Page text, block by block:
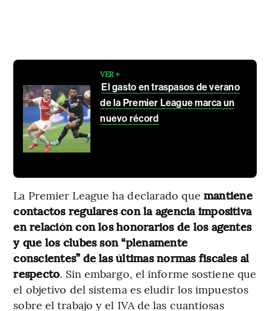
VER +
El gasto en traspasos de verano
de la Premier League marca un
nuevo récord
La Premier League ha declarado que mantiene
contactos regulares con la agencia impositiva
en relación con los honorarios de los agentes
y que los clubes son “plenamente
conscientes” de las últimas normas fiscales al
respecto. Sin embargo, el informe sostiene que
el objetivo del sistema es eludir los impuestos
sobre el trabajo y el IVA de las cuantiosas